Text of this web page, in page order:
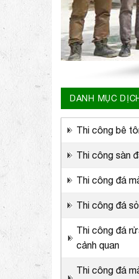
DANH MỤC
Thi công bê
Thi công sàn
Thi công đá
Thi công đá
Thi công đá
cảnh quan
Thi công đá